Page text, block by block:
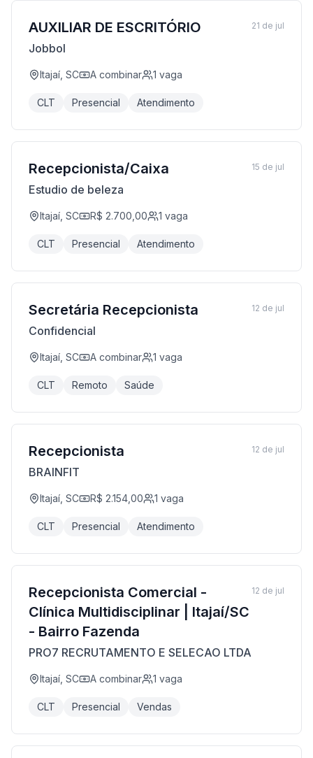
AUXILIAR DE ESCRITÓRIO
Jobbol
Itajaí, SC A combinar 1 vaga
CLT Presencial Atendimento
21 de jul
Recepcionista/Caixa
Estudio de beleza
Itajaí, SC R$ 2.700,00 1 vaga
CLT Presencial Atendimento
15 de jul
Secretária Recepcionista
Confidencial
Itajaí, SC A combinar 1 vaga
CLT Remoto Saúde
12 de jul
Recepcionista
BRAINFIT
Itajaí, SC R$ 2.154,00 1 vaga
CLT Presencial Atendimento
12 de jul
Recepcionista Comercial -
Clínica Multidisciplinar | Itajaí/SC
- Bairro Fazenda
PRO7 RECRUTAMENTO E SELECAO LTDA
Itajaí, SC A combinar 1 vaga
CLT Presencial Vendas
12 de jul